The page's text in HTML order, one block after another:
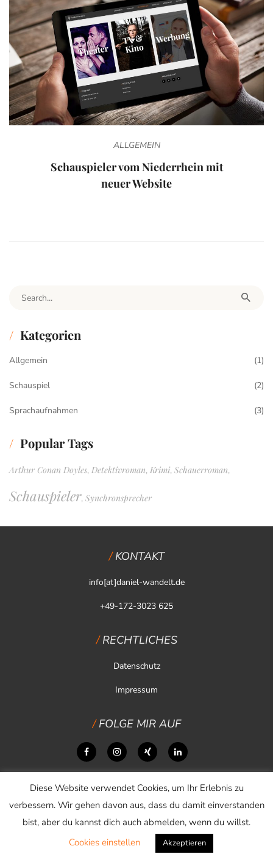
ALLGEMEIN
Schauspieler vom Niederrhein mit
neuer Website
Search for:
Kategorien
Allgemein (1)
Schauspiel (2)
Sprachaufnahmen (3)
Popular Tags
Arthur Conan Doyles, Detektivroman, Krimi, Schauerroman,
Schauspieler, Synchronsprecher
KONTAKT
info[at]daniel-wandelt.de
+49-172-3023 625
RECHTLICHES
Datenschutz
Impressum
FOLGE MIR AUF
Copyright © 2026 Daniel Wandelt
Diese Website verwendet Cookies, um Ihr Erlebnis zu
verbessern. Wir gehen davon aus, dass du damit einverstanden
bist, aber du kannst dich auch abmelden, wenn du willst.
Cookies einstellen
Akzeptieren